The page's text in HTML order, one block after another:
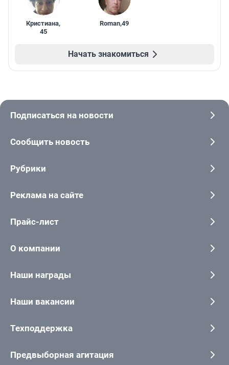
Кристиана,
45
Roman,49
Начать знакомиться
Подписаться на новости
Сообщить новость
Рубрики
Реклама на сайте
Прайс-лист
О компании
Наши награды
Наши вакансии
Техподдержка
Предвыборная агитация